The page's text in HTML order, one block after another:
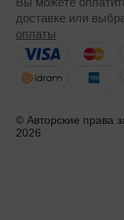
доставке или
оплаты
© Авторские
2026